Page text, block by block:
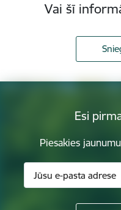
Vai šī
Esi
Piesakies